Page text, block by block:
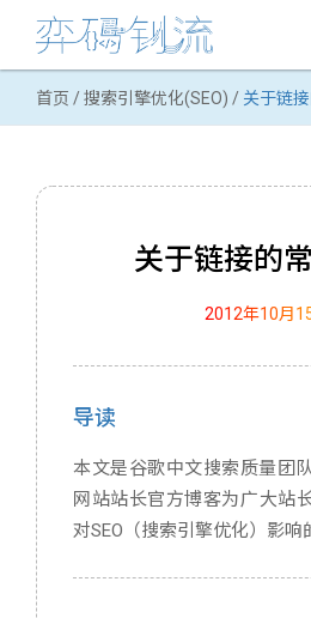
在线课程
用户体验优化
顺德职大课程
Web技术
HTML语言
域名
服务器配置
首页 /搜索引擎优化(SEO) / 关于链
关于链接的
2012年10月
导读
本文是谷歌中文搜索质量团
网站站长官方博客为广大站
对SEO（搜索引擎优化）影响